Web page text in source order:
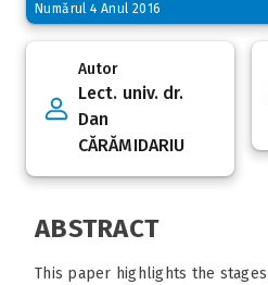
Numărul 4 Anul 2016
Autor
Lect. univ. dr.
Dan
CĂRĂMIDARIU
ABSTRACT
This paper highlights the stages